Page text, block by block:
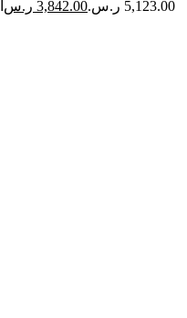
5,123.00 ر.س.
3,842.00 ر.س